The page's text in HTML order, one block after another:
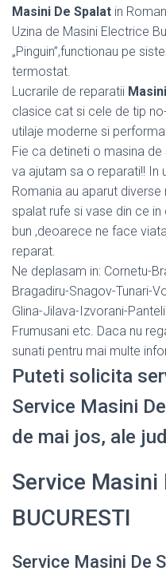
Masini De Spalat in
Uzina de Masini Electrice
„Pinguin”,functionau pe
termostat.
Lucrarile de reparatii
clasice cat si cele de tip
utilaje moderne si
Fie ca detineti o masina
va ajutam sa o reparati!! In
Romania au aparut
spalat rufe si vase din ce
bun ,deoarece ne face
reparat.
Ne deplasam in: Cornetu-
Bragadiru-Snagov-Tunari-
Glina-Jilava-Izvorani-
Frumusani etc. Daca nu
sunati pentru mai multe
Puteti solicita
Service Masini
de mai jos, ale
Service Masini
BUCURESTI
Service Masini De